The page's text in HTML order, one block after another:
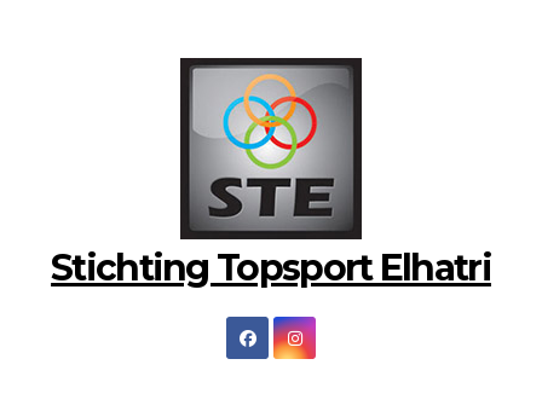
Stichting Topsport Elhatri